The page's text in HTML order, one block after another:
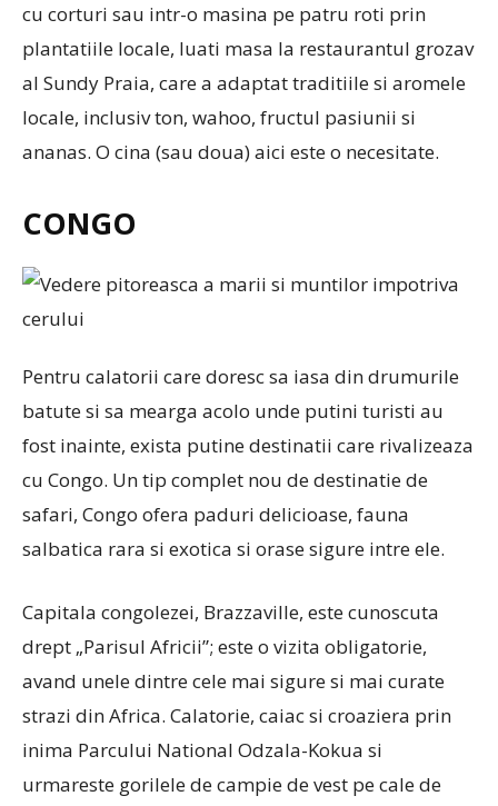
cu corturi sau intr-o masina pe patru roti prin
plantatiile locale, luati masa la restaurantul grozav
al Sundy Praia, care a adaptat traditiile si aromele
locale, inclusiv ton, wahoo, fructul pasiunii si
ananas. O cina (sau doua) aici este o necesitate.
CONGO
Pentru calatorii care doresc sa iasa din drumurile
batute si sa mearga acolo unde putini turisti au
fost inainte, exista putine destinatii care rivalizeaza
cu Congo. Un tip complet nou de destinatie de
safari, Congo ofera paduri delicioase, fauna
salbatica rara si exotica si orase sigure intre ele.
Capitala congolezei, Brazzaville, este cunoscuta
drept „Parisul Africii”; este o vizita obligatorie,
avand unele dintre cele mai sigure si mai curate
strazi din Africa. Calatorie, caiac si croaziera prin
inima Parcului National Odzala-Kokua si
urmareste gorilele de campie de vest pe cale de